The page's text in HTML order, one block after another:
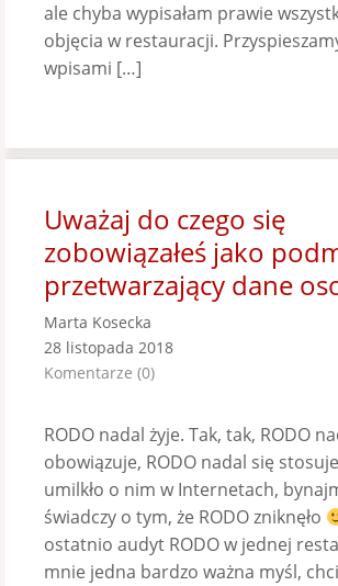
ale chyba wypisałam prawie
objęcia w restauracji.
wpisami […]
Uważaj do czego się
zobowiązałeś jako
przetwarzający dane
Marta Kosecka
28 listopada 2018
Komentarze (0)
RODO nadal żyje. Tak, tak, RODO
obowiązuje, RODO nadal się
umilkło o nim w Internetach,
świadczy o tym, że RODO zniknęło
ostatnio audyt RODO w jednej
mnie jedna bardzo ważna myśl,